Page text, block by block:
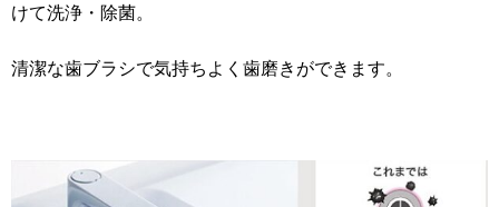
けて洗浄・除菌。
清潔な歯ブラシで気持ちよく歯磨きができます。